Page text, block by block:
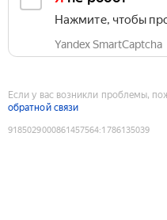
Нажмите, чтобы
Yandex SmartCaptcha
Если у вас возникли проблемы,
обратной связи
9185029000861457564:1786135039